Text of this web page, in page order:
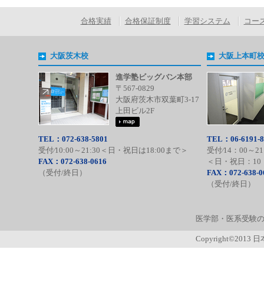
合格実績 合格保証制度 学習システム コー
大阪茨木校
進学塾ビッグバン本部
〒567-0829
大阪府茨木市双葉町3-17
上田ビル2F
TEL：072-638-5801
受付⁄10:00～21:30＜日・祝日は18:00まで＞
FAX：072-638-0616
（受付/終日）
大阪上本町校
TEL：06-6191-
受付⁄14：00～
＜日・祝日：
FAX：072-638-
（受付/終日）
医学部・医系受験
Copyright©2013 日